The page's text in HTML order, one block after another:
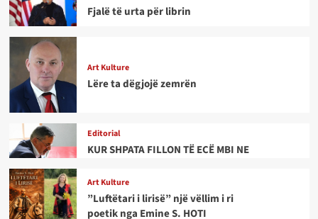
Fjalë të urta për librin
Art Kulture
Lëre ta dëgjojë zemrën
Editorial
KUR SHPATA FILLON TË ECË MBI NE
Art Kulture
”Luftëtari i lirisë” një vëllim i ri
poetik nga Emine S. HOTI